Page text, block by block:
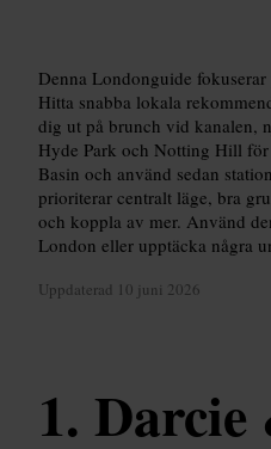
Denna Londonguide
Hitta snabba lokala
dig ut på brunch vid kanalen,
Hyde Park och Notting Hill
Basin och använd sedan
prioriterar centralt läge, bra
och koppla av mer. Använd
London eller upptäcka några
Uppdaterad 10 juni 2026
Darcie